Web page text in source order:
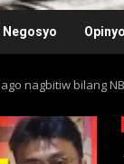
Negosyo
nagbitiw bilang